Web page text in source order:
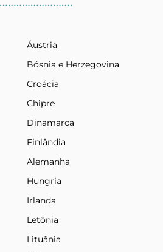
Áustria
Bósnia e Herzegovina
Croácia
Chipre
Dinamarca
Finlândia
Alemanha
Hungria
Irlanda
Letônia
Lituânia